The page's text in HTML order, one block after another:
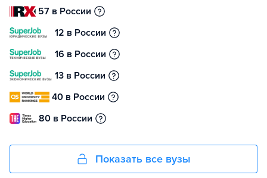
57 в России
12 в России
16 в России
13 в России
40 в России
80 в России
Показать все вузы